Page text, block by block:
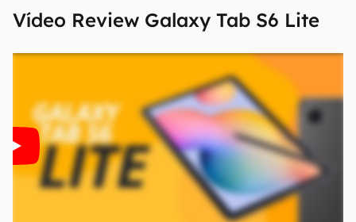
Vídeo Review Galaxy Tab S6 Lite